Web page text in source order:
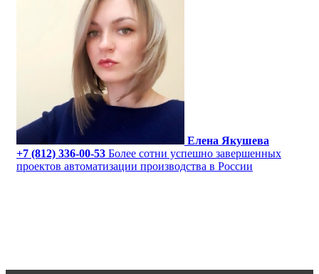
Елена Якушева
+7 (812) 336-00-53 Более сотни успешно завершенных
проектов автоматизации производства в России